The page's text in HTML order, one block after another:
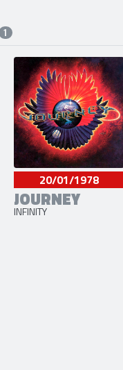
1
20/01/1978
JOURNEY
INFINITY